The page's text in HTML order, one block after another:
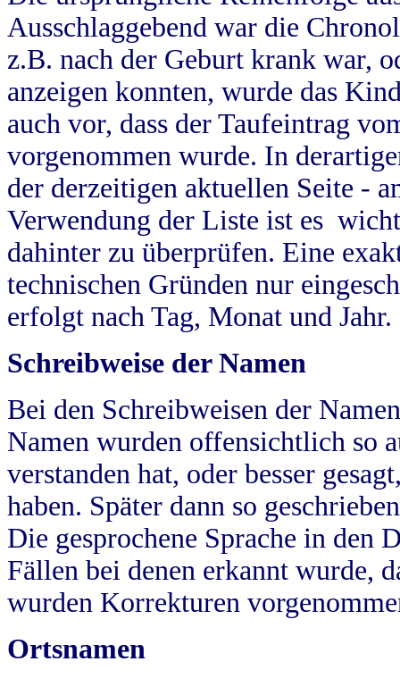
Ausschlaggebend war die
z.B. nach der Geburt krank war,
anzeigen konnten, wurde das
auch vor, dass der Taufeintrag
vorgenommen wurde. In
der derzeitigen aktuellen Seite -
Verwendung der Liste ist es
dahinter zu überprüfen. Eine
technischen Gründen nur
erfolgt nach Tag, Monat und Jahr.
Schreibweise der Namen
Bei den Schreibweisen der
Namen wurden offensichtlich so
verstanden hat, oder besser
haben. Später dann so
Die gesprochene Sprache in
Fällen bei denen erkannt wurde,
wurden Korrekturen
Ortsnamen